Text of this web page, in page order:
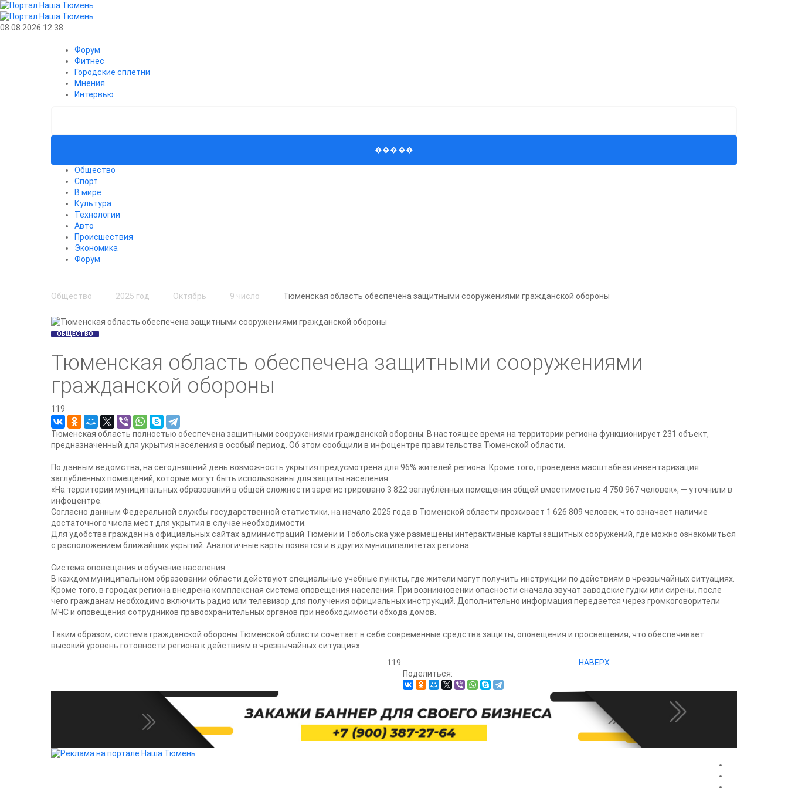
08.08.2026 12:38
Форум
Фитнес
Городские сплетни
Мнения
Интервью
�����
Общество
Спорт
В мире
Культура
Технологии
Авто
Происшествия
Экономика
Форум
Общество 2025 год Октябрь 9 число Тюменская область обеспечена защитными сооружениями гражданской обороны
ОБЩЕСТВО
Тюменская область обеспечена защитными сооружениями
гражданской обороны
119
Тюменская область полностью обеспечена защитными сооружениями гражданской обороны. В настоящее время на территории региона функционирует 231 объект,
предназначенный для укрытия населения в особый период. Об этом сообщили в инфоцентре правительства Тюменской области.
По данным ведомства, на сегодняшний день возможность укрытия предусмотрена для 96% жителей региона. Кроме того, проведена масштабная инвентаризация
заглублённых помещений, которые могут быть использованы для защиты населения.
«На территории муниципальных образований в общей сложности зарегистрировано 3 822 заглублённых помещения общей вместимостью 4 750 967 человек», — уточнили в
инфоцентре.
Согласно данным Федеральной службы государственной статистики, на начало 2025 года в Тюменской области проживает 1 626 809 человек, что означает наличие
достаточного числа мест для укрытия в случае необходимости.
Для удобства граждан на официальных сайтах администраций Тюмени и Тобольска уже размещены интерактивные карты защитных сооружений, где можно ознакомиться
с расположением ближайших укрытий. Аналогичные карты появятся и в других муниципалитетах региона.
Система оповещения и обучение населения
В каждом муниципальном образовании области действуют специальные учебные пункты, где жители могут получить инструкции по действиям в чрезвычайных ситуациях.
Кроме того, в городах региона внедрена комплексная система оповещения населения. При возникновении опасности сначала звучат заводские гудки или сирены, после
чего гражданам необходимо включить радио или телевизор для получения официальных инструкций. Дополнительно информация передается через громкоговорители
МЧС и оповещения сотрудников правоохранительных органов при необходимости обхода домов.
Таким образом, система гражданской обороны Тюменской области сочетает в себе современные средства защиты, оповещения и просвещения, что обеспечивает
высокий уровень готовности региона к действиям в чрезвычайных ситуациях.
119
НАВЕРХ
Поделиться: